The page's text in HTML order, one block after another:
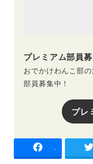
プレミアム部員
おでかけわんこ部
部員募集中！
プレ
-